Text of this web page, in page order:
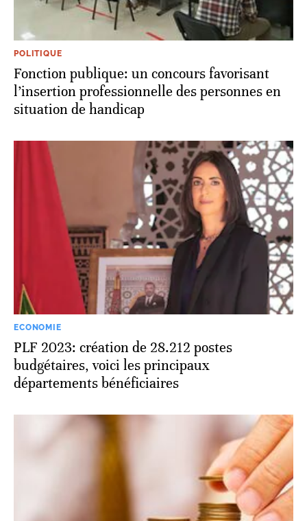
POLITIQUE
Fonction publique: un concours favorisant
l’insertion professionnelle des personnes en
situation de handicap
ECONOMIE
PLF 2023: création de 28.212 postes
budgétaires, voici les principaux
départements bénéficiaires